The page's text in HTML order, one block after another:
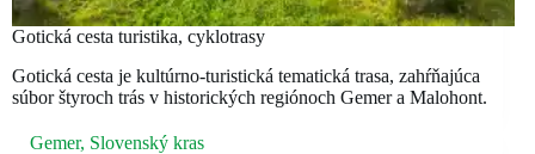
Gotická cesta turistika, cyklotrasy
Gotická cesta je kultúrno-turistická tematická trasa, zahŕňajúca
súbor štyroch trás v historických regiónoch Gemer a Malohont.
Gemer, Slovenský kras